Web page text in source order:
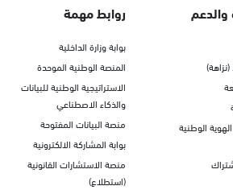
الوطنية
روابط مهمة
بوابة وزارة الداخلية
المنصة الوطنية الموحدة
الاستراتيجية الوطنية للبيانات
والذكاء الاصطناعي
منصة البيانات المفتوحة
بوابة المشاركة الالكترونية
منصة الاستشارات القانونية
(استطلاع)